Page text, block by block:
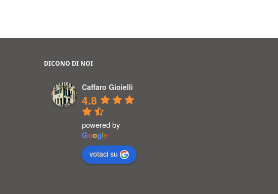
DICONO DI NOI
Caffaro Gioielli
4.8
powered by
Google
votaci su